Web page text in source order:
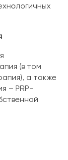
(в том
а также
– PRP-